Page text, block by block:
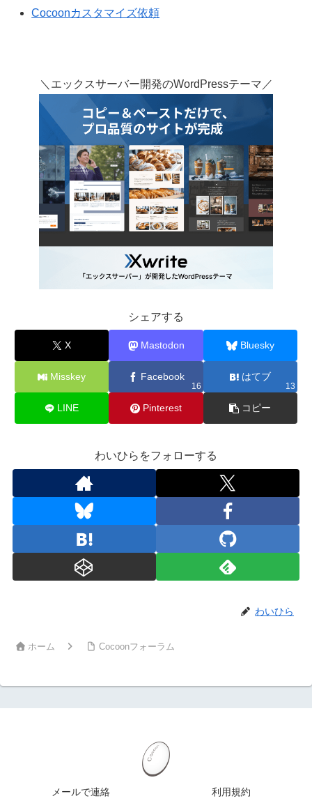
Cocoonカスタマイズ依頼
＼エックスサーバー開発のWordPressテーマ／
シェアする
X Mastodon Bluesky
Misskey Facebook
16
はてブ
13
LINE Pinterest コピー
わいひらをフォローする
わいひら
ホーム Cocoonフォーラム
メールで連絡 利用規約